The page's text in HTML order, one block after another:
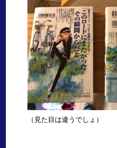
（見た目は違うでしょ）